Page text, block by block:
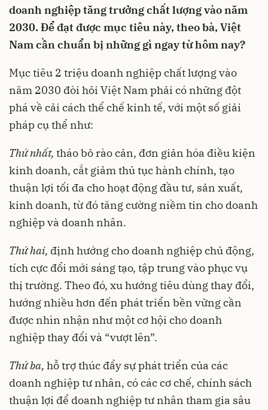
doanh nghiệp tăng trưởng chất lượng vào năm
2030. Để đạt được mục tiêu này, theo bà, Việt
Nam cần chuẩn bị những gì ngay từ hôm nay?
Mục tiêu 2 triệu doanh nghiệp chất lượng vào
năm 2030 đòi hỏi Việt Nam phải có những đột
phá về cải cách thể chế kinh tế, với một số giải
pháp cụ thể như:
Thứ nhất, tháo bỏ rào cản, đơn giản hóa điều kiện
kinh doanh, cắt giảm thủ tục hành chính, tạo
thuận lợi tối đa cho hoạt động đầu tư, sản xuất,
kinh doanh, từ đó tăng cường niềm tin cho doanh
nghiệp và doanh nhân.
Thứ hai, định hướng cho doanh nghiệp chủ động,
tích cực đổi mới sáng tạo, tập trung vào phục vụ
thị trường. Theo đó, xu hướng tiêu dùng thay đổi,
hướng nhiều hơn đến phát triển bền vững cần
được nhìn nhận như một cơ hội cho doanh
nghiệp thay đổi và “vượt lên”.
Thứ ba, hỗ trợ thúc đẩy sự phát triển của các
doanh nghiệp tư nhân, có các cơ chế, chính sách
thuận lợi để doanh nghiệp tư nhân tham gia sâu